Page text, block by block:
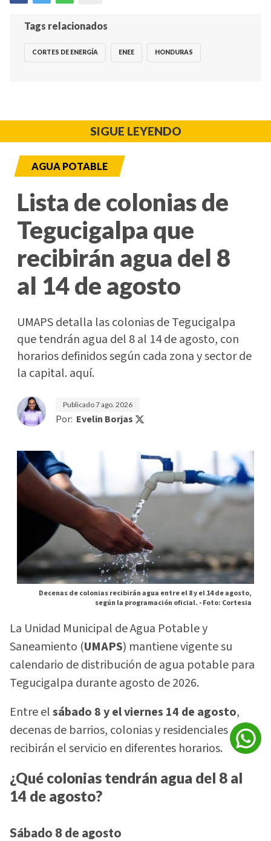
Tags relacionados
CORTES DE ENERGÍA ENEE HONDURAS
SIGUE LEYENDO
AGUA POTABLE
Lista de colonias de
Tegucigalpa que
recibirán agua del 8
al 14 de agosto
UMAPS detalla las colonias de Tegucigalpa
que tendrán agua del 8 al 14 de agosto, con
horarios definidos según cada zona y sector de
la capital. aquí.
Publicado7 ago. 2026
Por: Evelin Borjas
Decenas de colonias recibirán agua entre el 8 y el 14 de agosto,
según la programación oficial. -Foto: Cortesia
La Unidad Municipal de Agua Potable y
Saneamiento (UMAPS) mantiene vigente su
calendario de distribución de agua potable para
Tegucigalpa durante agosto de 2026.
Entre elsábado 8 y el viernes 14 de agosto,
decenas de barrios, colonias y residenciales
recibirán el servicio en diferentes horarios.
¿Qué colonias tendrán agua del 8 al
14 de agosto?
Sábado 8 de agosto